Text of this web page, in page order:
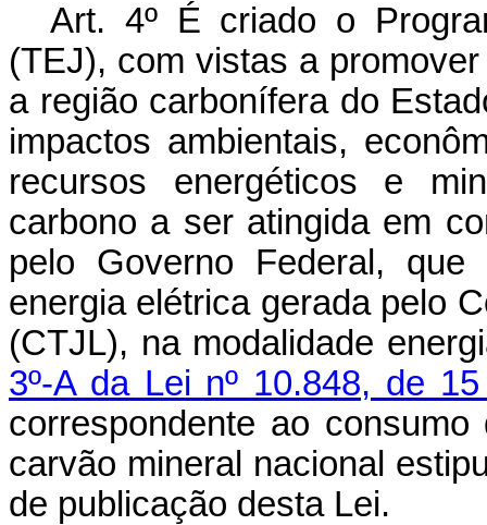
Art. 4º É criado o
(TEJ), com vistas a
a região carbonífera do
impactos ambientais,
recursos energéticos e
carbono a ser atingida em
pelo Governo Federal,
energia elétrica gerada pelo
(CTJL), na modalidade
3º-A da Lei nº 10.848, de
correspondente ao
carvão mineral nacional
de publicação desta Lei.